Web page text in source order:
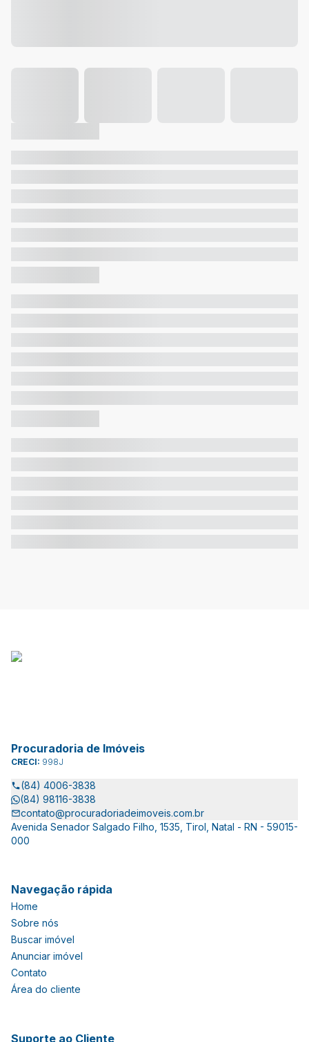
Procuradoria de Imóveis
CRECI: 998J
(84) 4006-3838
(84) 98116-3838
contato@procuradoriadeimoveis.com.br
Avenida Senador Salgado Filho, 1535, Tirol, Natal - RN - 59015-
000
Navegação rápida
Home
Sobre nós
Buscar imóvel
Anunciar imóvel
Contato
Área do cliente
Suporte ao Cliente